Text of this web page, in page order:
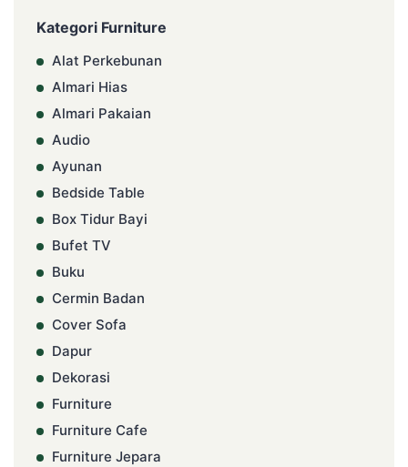
Kategori Furniture
Alat Perkebunan
Almari Hias
Almari Pakaian
Audio
Ayunan
Bedside Table
Box Tidur Bayi
Bufet TV
Buku
Cermin Badan
Cover Sofa
Dapur
Dekorasi
Furniture
Furniture Cafe
Furniture Jepara